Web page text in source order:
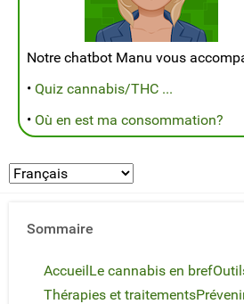
Notre chatbot Manu vous
• Quiz cannabis/THC ...
• Où en est ma consommation?
Sommaire
AccueilLe cannabis en bref
Thérapies et traitements